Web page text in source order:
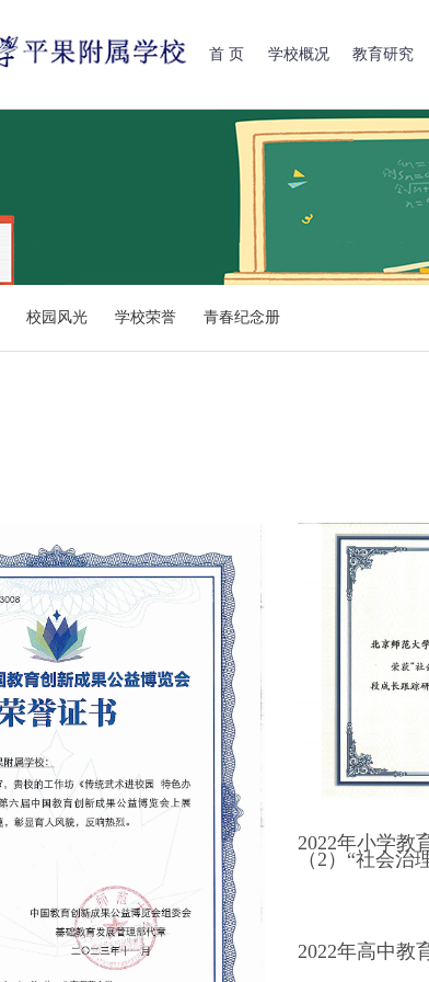
首 页 学校概况 教育研究
校园风光 学校荣誉 青春纪念册
（1）北京师范大学大中小学思想政治教育一体化建设实践基地